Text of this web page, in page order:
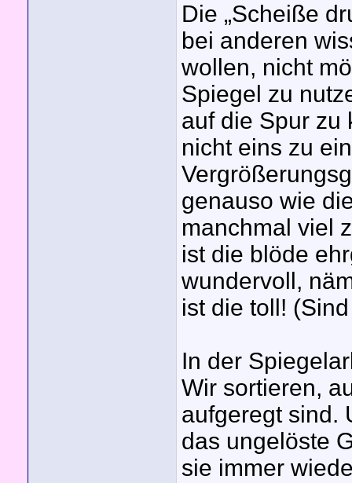
Die „Scheiße
bei anderen
wollen, nicht
Spiegel zu
auf die Spur zu
nicht eins zu
genauso wie
manchmal viel
ist die blöde
wundervoll,
ist die toll!
In der
Wir sortieren,
aufgeregt sind.
das ungelöste
sie immer